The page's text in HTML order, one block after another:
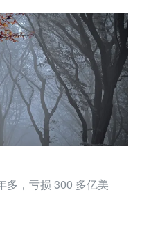
多，亏损 300 多亿美